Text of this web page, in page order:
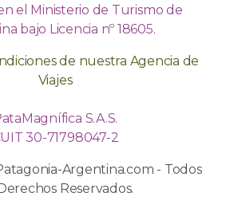
el Ministerio de Turismo de
bajo Licencia nº 18605.
de nuestra Agencia de
Viajes
S.A.S.
30-71798047-2
Argentina.com - Todos
Reservados.